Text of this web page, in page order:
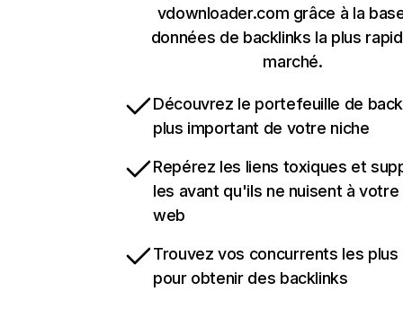
vdownloader.com grâce à la
données de backlinks la plus
marché.
Découvrez le portefeuille de
plus important de votre niche
Repérez les liens toxiques et
les avant qu'ils ne nuisent à
web
Trouvez vos concurrents les
pour obtenir des backlinks